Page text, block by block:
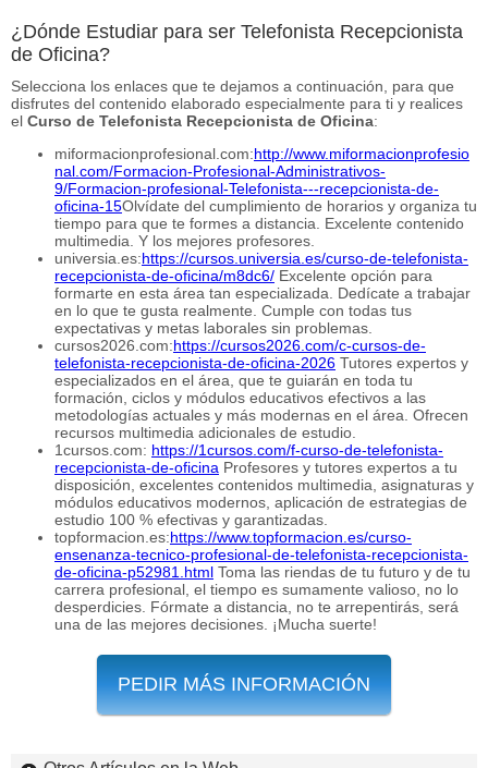
¿Dónde Estudiar para ser Telefonista Recepcionista
de Oficina?
Selecciona los enlaces que te dejamos a continuación, para que
disfrutes del contenido elaborado especialmente para ti y realices
el Curso de Telefonista Recepcionista de Oficina:
miformacionprofesional.com:http://www.miformacionprofesio
nal.com/Formacion-Profesional-Administrativos-
9/Formacion-profesional-Telefonista---recepcionista-de-
oficina-15Olvídate del cumplimiento de horarios y organiza tu
tiempo para que te formes a distancia. Excelente contenido
multimedia. Y los mejores profesores.
universia.es:https://cursos.universia.es/curso-de-telefonista-
recepcionista-de-oficina/m8dc6/ Excelente opción para
formarte en esta área tan especializada. Dedícate a trabajar
en lo que te gusta realmente. Cumple con todas tus
expectativas y metas laborales sin problemas.
cursos2026.com:https://cursos2026.com/c-cursos-de-
telefonista-recepcionista-de-oficina-2026 Tutores expertos y
especializados en el área, que te guiarán en toda tu
formación, ciclos y módulos educativos efectivos a las
metodologías actuales y más modernas en el área. Ofrecen
recursos multimedia adicionales de estudio.
1cursos.com: https://1cursos.com/f-curso-de-telefonista-
recepcionista-de-oficina Profesores y tutores expertos a tu
disposición, excelentes contenidos multimedia, asignaturas y
módulos educativos modernos, aplicación de estrategias de
estudio 100 % efectivas y garantizadas.
topformacion.es:https://www.topformacion.es/curso-
ensenanza-tecnico-profesional-de-telefonista-recepcionista-
de-oficina-p52981.html Toma las riendas de tu futuro y de tu
carrera profesional, el tiempo es sumamente valioso, no lo
desperdicies. Fórmate a distancia, no te arrepentirás, será
una de las mejores decisiones. ¡Mucha suerte!
PEDIR MÁS INFORMACIÓN